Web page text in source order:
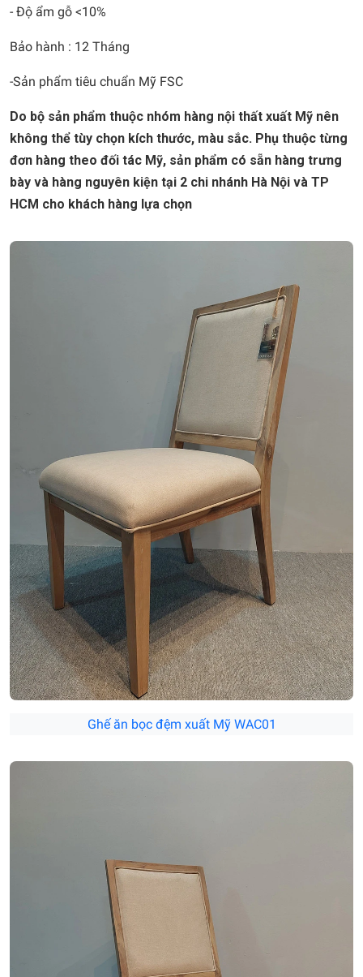
- Độ ẩm gỗ <10%
Bảo hành : 12 Tháng
-Sản phẩm tiêu chuẩn Mỹ FSC
Do bộ sản phẩm thuộc nhóm hàng nội thất xuất Mỹ nên
không thể tùy chọn kích thước, màu sắc. Phụ thuộc từng
đơn hàng theo đối tác Mỹ, sản phẩm có sẵn hàng trưng
bày và hàng nguyên kiện tại 2 chi nhánh Hà Nội và TP
HCM cho khách hàng lựa chọn
Ghế ăn bọc đệm xuất Mỹ WAC01